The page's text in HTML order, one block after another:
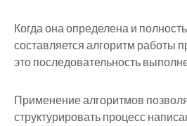
Когда она определена и
составляется алгоритм работы
это последовательность
Применение алгоритмов
структурировать процесс